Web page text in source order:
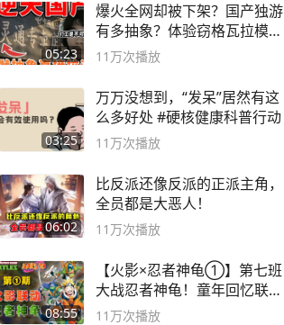
05:23
爆火全网却被下架？国产独游
有多抽象？体验窃格瓦拉模拟
器！
11万次播放
03:25
万万没想到，“发呆”居然有这
么多好处 #硬核健康科普行动
11万次播放
06:02
比反派还像反派的正派主角，
全员都是大恶人！
11万次播放
08:55
【火影×忍者神龟①】第七班
大战忍者神龟！童年回忆联动
论武？
11万次播放